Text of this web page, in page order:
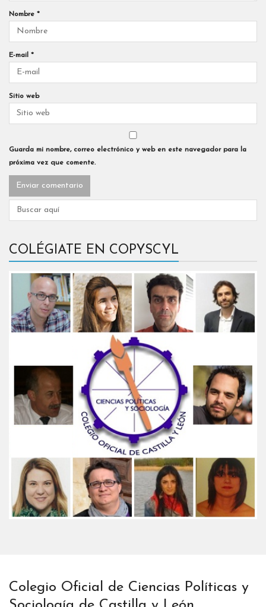
Nombre *
E-mail *
Sitio web
Guarda mi nombre, correo electrónico y web en este navegador para la
próxima vez que comente.
COLÉGIATE EN COPYSCYL
Colegio Oficial de Ciencias Políticas y